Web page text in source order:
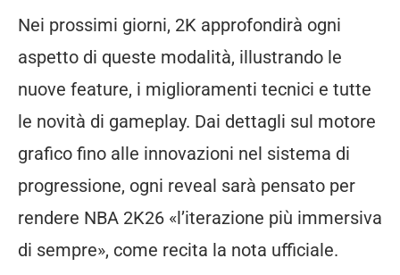
Nei prossimi giorni, 2K approfondirà ogni
aspetto di queste modalità, illustrando le
nuove feature, i miglioramenti tecnici e tutte
le novità di gameplay. Dai dettagli sul motore
grafico fino alle innovazioni nel sistema di
progressione, ogni reveal sarà pensato per
rendere NBA 2K26 «l’iterazione più immersiva
di sempre», come recita la nota ufficiale.